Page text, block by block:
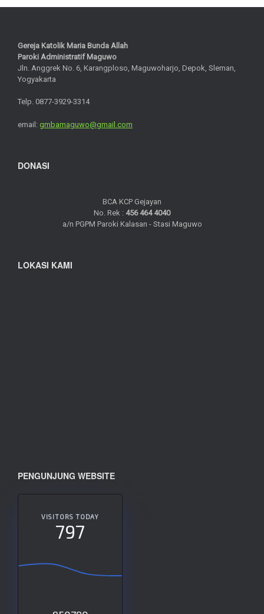
Gereja Katolik Maria Bunda Allah
Paroki Administratif Maguwo
Jln. Anggrek No. 6, Karangploso, Maguwoharjo, Depok, Sleman,
Yogyakarta
Telp. 0877-3929-3314
email: gmbamaguwo@gmail.com
DONASI
BCA KCP Gejayan
No. Rek : 456 464 4040
a/n PGPM Paroki Kalasan - Stasi Maguwo
LOKASI KAMI
PENGUNJUNG WEBSITE
VISITORS TODAY
797